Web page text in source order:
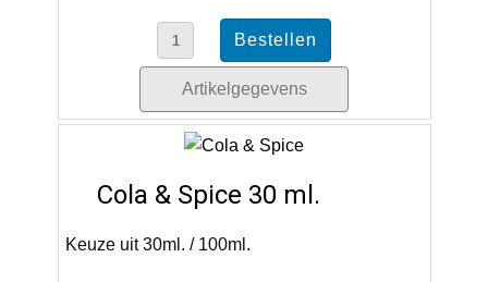
Artikelgegevens
Cola & Spice 30 ml.
Keuze uit 30ml. / 100ml.